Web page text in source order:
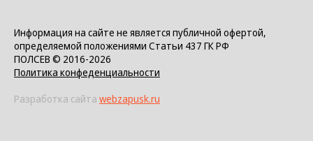
Информация на сайте не является публичной офертой,
определяемой положениями Статьи 437 ГК РФ
ПОЛСЕВ © 2016-2026
Политика конфеденциальности
Разработка сайта webzapusk.ru